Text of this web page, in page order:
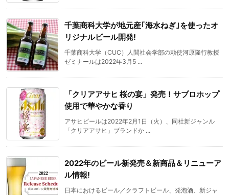
千葉商科大学が地元産｢海水ねぎ｣を使ったオ
リジナルビール開発!
千葉商科大学（CUC）人間社会学部の勅使河原隆行教授
ゼミナールは2022年3月5 ...
「クリアアサヒ 桜の宴」発売！サブロホップ
使用で華やかな香り
アサヒビールは2022年2月1日（火）、同社新ジャンル
「クリアアサヒ」ブランドか ...
2022年のビール新発売＆新商品＆リニューア
ル情報!
日本におけるビール／クラフトビール、発泡酒、新ジャ